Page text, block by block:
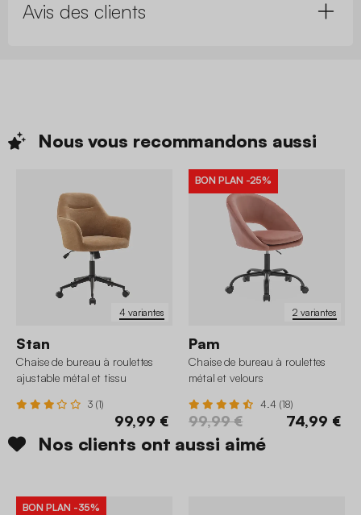
Avis des clients
Nous vous recommandons aussi
4 variantes
Stan
Chaise de bureau à roulettes
ajustable métal et tissu
3 (1)
99,99 €
2 variantes
BON PLAN -25%
Pam
Chaise de bureau à roulettes
métal et velours
4.4 (18)
99,99 € 74,99 €
Nos clients ont aussi aimé
BON PLAN -35%